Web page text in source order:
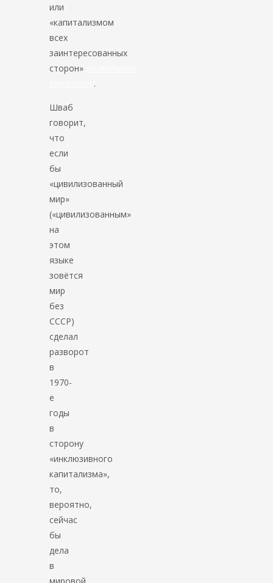
или
«капитализмом
всех
заинтересованных
сторон»
capitalism).
Шваб
говорит,
что
если
бы
«цивилизованный
мир»
(«цивилизованным»
на
этом
языке
зовётся
мир
без
СССР)
сделал
разворот
в
1970-
е
годы
в
сторону
«инклюзивного
капитализма»,
то,
вероятно,
сейчас
бы
дела
в